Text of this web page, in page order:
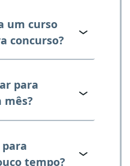
um curso
concurso?
para
mês?
tempo?